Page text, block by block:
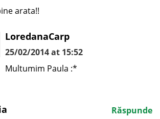
arata!!
LoredanaCarp
25/02/2014 at 15:52
Multumim Paula :*
Răspunde